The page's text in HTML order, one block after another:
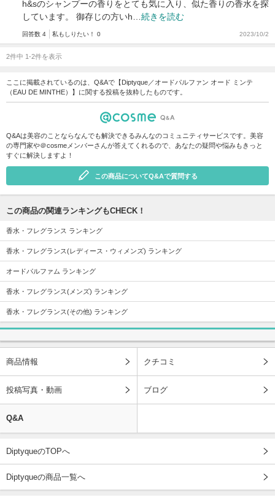
h&sのシャンプーの香りをとても気に入り、似た香りの香水を探
しています。 御存じの方いh… 続きを読む
回答数 4 私もしりたい！ 0 2023/10/2
2件中 1-2件を表示
ここに掲載されているのは、Q&Aで【Diptyque／オードパルファン オード ミンテ
（EAU DE MINTHE）】に関する投稿を抜粋したものです。
Q&Aは美容のことならなんでも解決できるみんなのコミュニティサービスです。美容
の専門家や＠cosmeメンバーさんが答えてくれるので、あなたの疑問や悩みもきっと
すぐに解決しますよ！
この商品についてQ&Aで質問する
この商品の関連ランキングもCHECK！
香水・フレグランス ランキング
香水・フレグランス(レディース・ウィメンズ) ランキング
オードパルファム ランキング
香水・フレグランス(メンズ) ランキング
香水・フレグランス(その他) ランキング
商品情報 クチコミ
投稿写真・動画 ブログ
Q&A
DiptyqueのTOPへ
Diptyqueの商品一覧へ